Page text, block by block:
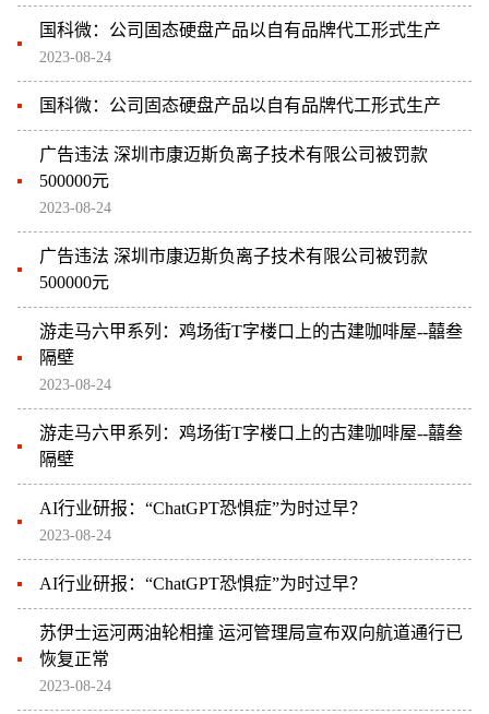
国科微：公司固态硬盘产品以自有品牌代工形式生产
2023-08-24
国科微：公司固态硬盘产品以自有品牌代工形式生产
广告违法 深圳市康迈斯负离子技术有限公司被罚款
500000元
2023-08-24
广告违法 深圳市康迈斯负离子技术有限公司被罚款
500000元
游走马六甲系列：鸡场街T字楼口上的古建咖啡屋--囍叁
隔壁
2023-08-24
游走马六甲系列：鸡场街T字楼口上的古建咖啡屋--囍叁
隔壁
AI行业研报：“ChatGPT恐惧症”为时过早？
2023-08-24
AI行业研报：“ChatGPT恐惧症”为时过早？
苏伊士运河两油轮相撞 运河管理局宣布双向航道通行已
恢复正常
2023-08-24